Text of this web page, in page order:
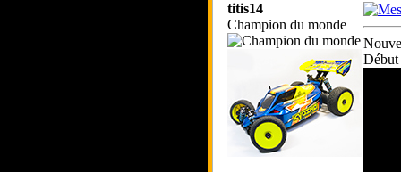
titis14
Champion du monde
Début